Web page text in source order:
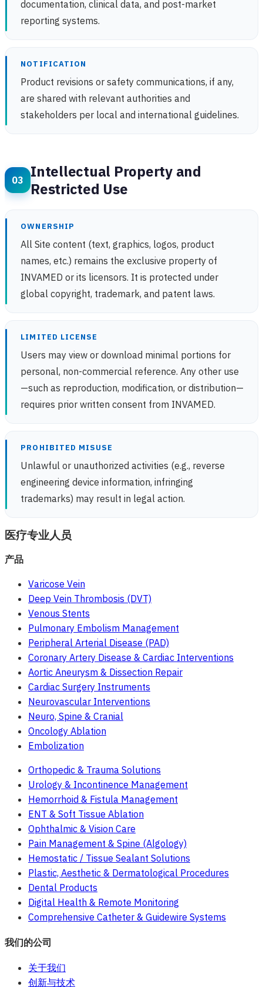
documentation, clinical data, and post-market
reporting systems.
NOTIFICATION
Product revisions or safety communications, if any,
are shared with relevant authorities and
stakeholders per local and international guidelines.
Intellectual Property and
Restricted Use
OWNERSHIP
All Site content (text, graphics, logos, product
names, etc.) remains the exclusive property of
INVAMED or its licensors. It is protected under
global copyright, trademark, and patent laws.
LIMITED LICENSE
Users may view or download minimal portions for
personal, non-commercial reference. Any other use
—such as reproduction, modification, or distribution—
requires prior written consent from INVAMED.
PROHIBITED MISUSE
Unlawful or unauthorized activities (e.g., reverse
engineering device information, infringing
trademarks) may result in legal action.
医疗专业人员
产品
Varicose Vein
Deep Vein Thrombosis (DVT)
Venous Stents
Pulmonary Embolism Management
Peripheral Arterial Disease (PAD)
Coronary Artery Disease & Cardiac Interventions
Aortic Aneurysm & Dissection Repair
Cardiac Surgery Instruments
Neurovascular Interventions
Neuro, Spine & Cranial
Oncology Ablation
Embolization
Orthopedic & Trauma Solutions
Urology & Incontinence Management
Hemorrhoid & Fistula Management
ENT & Soft Tissue Ablation
Ophthalmic & Vision Care
Pain Management & Spine (Algology)
Hemostatic / Tissue Sealant Solutions
Plastic, Aesthetic & Dermatological Procedures
Dental Products
Digital Health & Remote Monitoring
Comprehensive Catheter & Guidewire Systems
我们的公司
关于我们
创新与技术